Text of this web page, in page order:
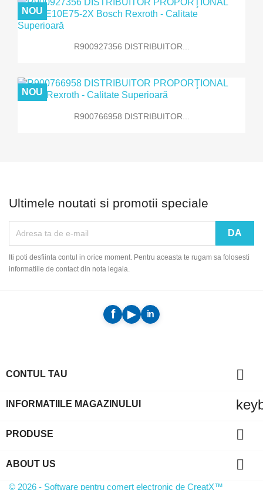
R900927356 DISTRIBUITOR...
NOU
R900766958 DISTRIBUITOR...
NOU
Ultimele noutati si promotii speciale
Iti poti desfiinta contul in orice moment. Pentru aceasta te rugam sa folosesti
informatiile de contact din nota legala.
CONTUL TAU 
INFORMATIILE MAGAZINULUI
PRODUSE 
ABOUT US 
© 2026 - Software pentru comert electronic de CreatX™